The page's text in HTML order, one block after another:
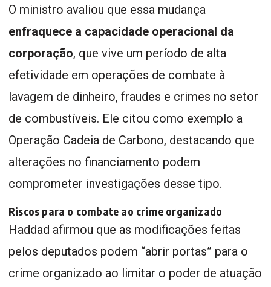
O ministro avaliou que essa mudança
enfraquece a capacidade operacional da
corporação, que vive um período de alta
efetividade em operações de combate à
lavagem de dinheiro, fraudes e crimes no setor
de combustíveis. Ele citou como exemplo a
Operação Cadeia de Carbono, destacando que
alterações no financiamento podem
comprometer investigações desse tipo.
Riscos para o combate ao crime organizado
Haddad afirmou que as modificações feitas
pelos deputados podem “abrir portas” para o
crime organizado ao limitar o poder de atuação